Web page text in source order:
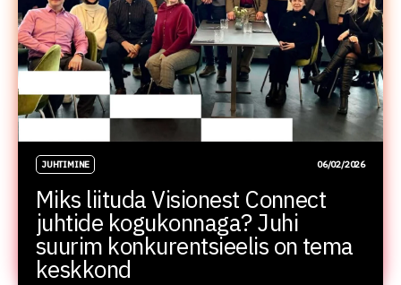
JUHTIMINE 06/02/2026
Miks liituda Visionest Connect
juhtide kogukonnaga? Juhi
suurim konkurentsieelis on tema
keskkond